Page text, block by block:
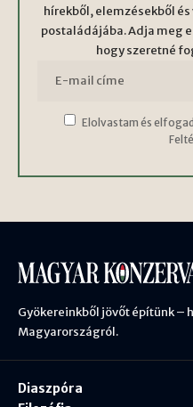
hírekből, elemzésekből
postaládájába. Adja meg
hogy szeretné
Elolvastam és
Gyökereinkből jövőt építünk –
Magyarországról.
Diaszpóra